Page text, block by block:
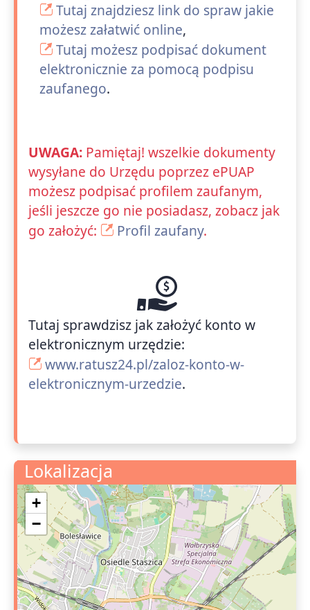
Tutaj znajdziesz link do spraw jakie
możesz załatwić online,
Tutaj możesz podpisać dokument
elektronicznie za pomocą podpisu
zaufanego.
UWAGA: Pamiętaj! wszelkie dokumenty
wysyłane do Urzędu poprzez ePUAP
możesz podpisać profilem zaufanym,
jeśli jeszcze go nie posiadasz, zobacz jak
go założyć:
Profil zaufany.
Tutaj sprawdzisz jak założyć konto w
elektronicznym urzędzie:
www.ratusz24.pl/zaloz-konto-w-
elektronicznym-urzedzie.
Lokalizacja
+
−